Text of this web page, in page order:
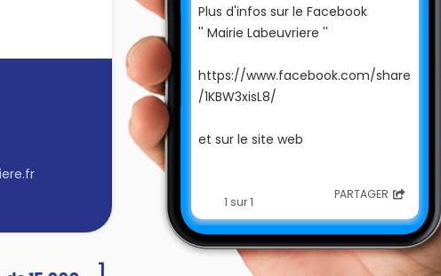
Plus d'infos sur le Facebook
'' Mairie Labeuvriere ''
https://www.facebook.com/share
/1KBW3xisL8/
et sur le site web
1 sur 1 PARTAGER